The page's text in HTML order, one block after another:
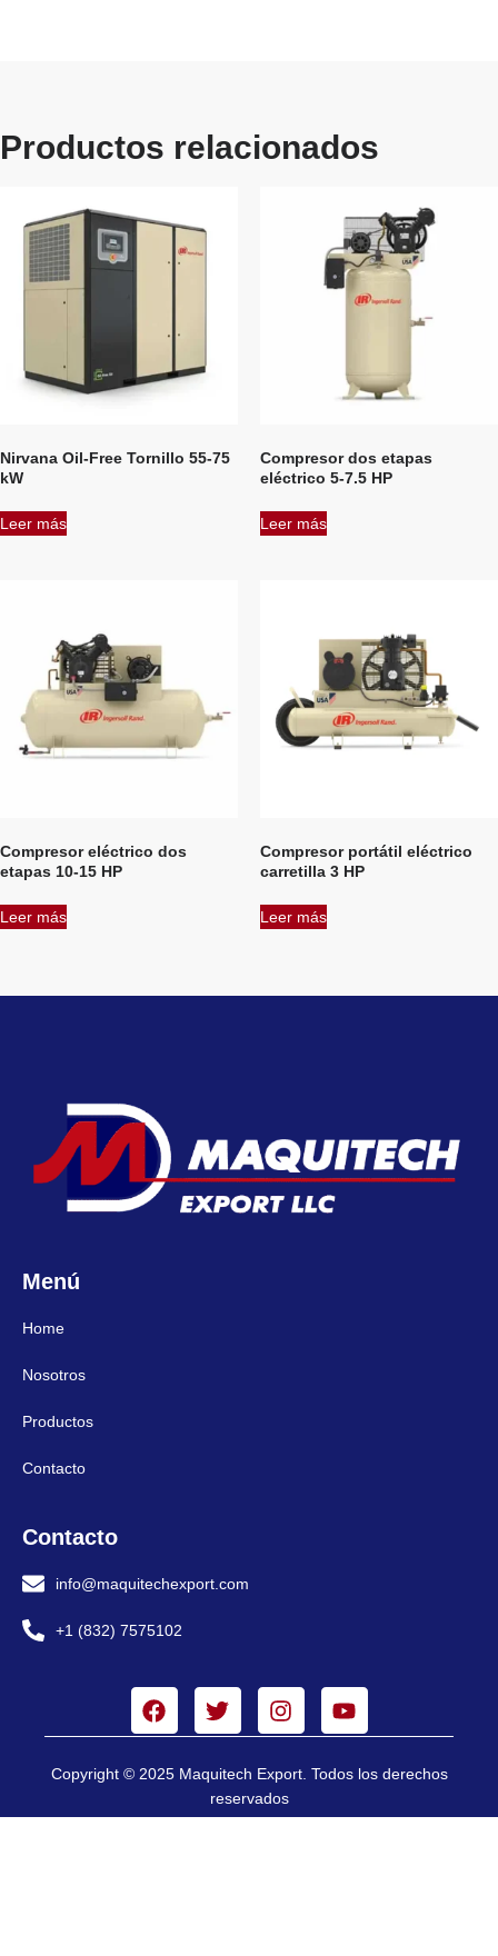
Productos relacionados
Nirvana Oil-Free Tornillo 55-75
kW
Leer más
Compresor dos etapas
eléctrico 5-7.5 HP
Leer más
Compresor eléctrico dos
etapas 10-15 HP
Leer más
Compresor portátil eléctrico
carretilla 3 HP
Leer más
Menú
Home
Nosotros
Productos
Contacto
Contacto
info@maquitechexport.com
+1 (832) 7575102
Copyright © 2025 Maquitech Export. Todos los derechos
reservados